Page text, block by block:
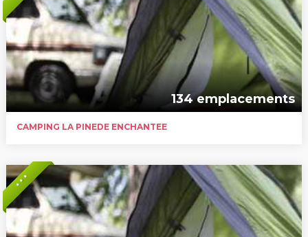
134 emplacements
CAMPING LA PINEDE ENCHANTEE
* * *